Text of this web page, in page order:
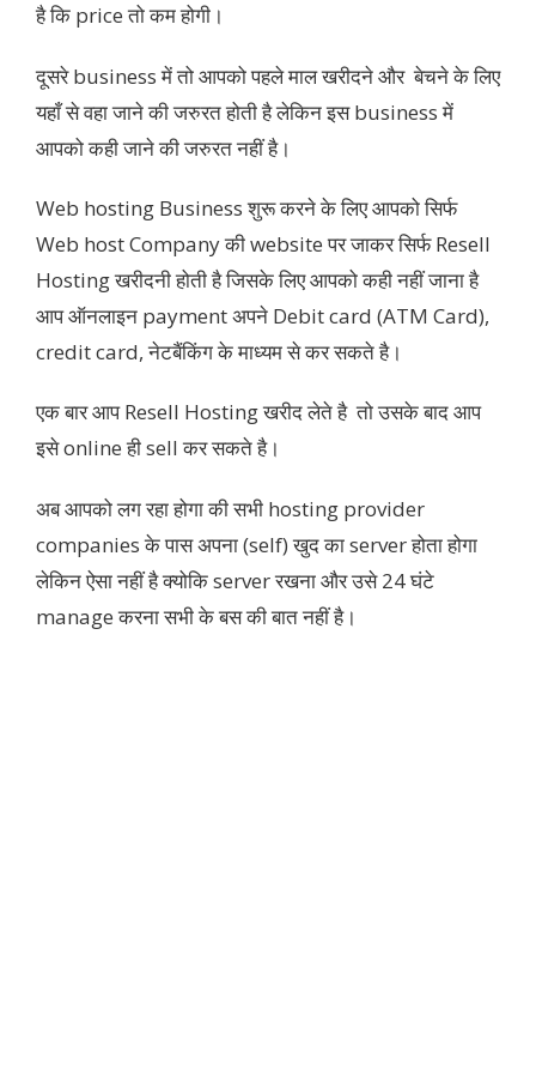
है कि price तो कम होगी।
दूसरे business में तो आपको पहले माल खरीदने और बेचने के लिए
यहाँ से वहा जाने की जरुरत होती है लेकिन इस business में
आपको कही जाने की जरुरत नहीं है।
Web hosting Business शुरू करने के लिए आपको सिर्फ
Web host Company की website पर जाकर सिर्फ Resell
Hosting खरीदनी होती है जिसके लिए आपको कही नहीं जाना है
आप ऑनलाइन payment अपने Debit card (ATM Card),
credit card, नेटबैंकिंग के माध्यम से कर सकते है।
एक बार आप Resell Hosting खरीद लेते है तो उसके बाद आप
इसे online ही sell कर सकते है।
अब आपको लग रहा होगा की सभी hosting provider
companies के पास अपना (self) खुद का server होता होगा
लेकिन ऐसा नहीं है क्योकि server रखना और उसे 24 घंटे
manage करना सभी के बस की बात नहीं है।